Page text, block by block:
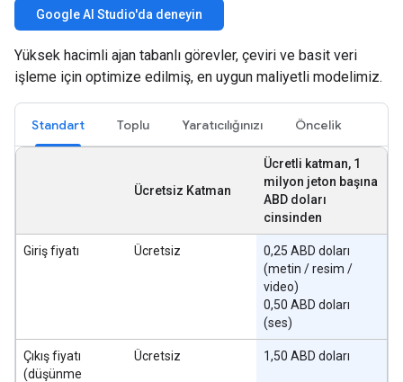
Google AI Studio'da deneyin
Yüksek hacimli ajan tabanlı görevler, çeviri ve basit veri
işleme için optimize edilmiş, en uygun maliyetli modelimiz.
Standart Toplu Yaratıcılığınızı Öncelik
Ücretsiz Katman
Ücretli katman, 1
milyon jeton başına
ABD doları
cinsinden
Giriş fiyatı Ücretsiz
0,25 ABD doları
(metin / resim /
video)
0,50 ABD doları
(ses)
Çıkış fiyatı
(düşünme
Ücretsiz 1,50 ABD doları